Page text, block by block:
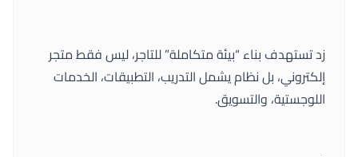
زد تستهدف بناء “بيئة متكاملة” للتاجر، ليس فقط متجر
إلكتروني، بل نظام يشمل التدريب، التطبيقات، الخدمات
اللوجستية، والتسويق.